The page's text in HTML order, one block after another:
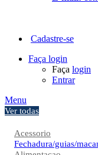
Cadastre-se
Faça login
Faça login
Entrar
Menu
Ver todas
Acessorio
Fechadura/guias/